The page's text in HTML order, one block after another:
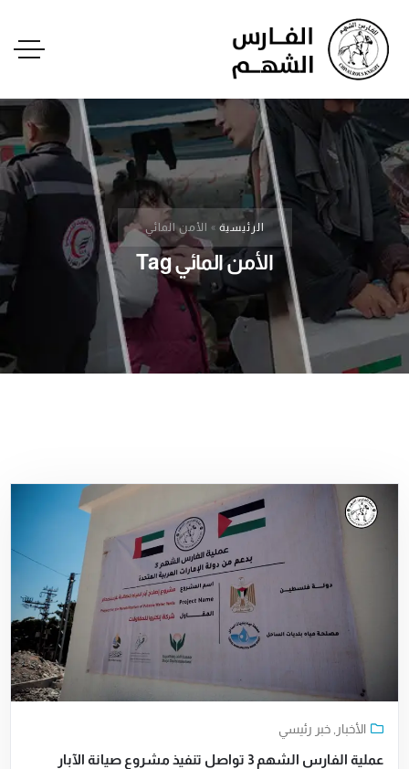
الرئيسية » الأمن المائي
الأمن المائي Tag
الأخبار ,خبر رئيسي
عملية الفارس الشهم 3 تواصل تنفيذ مشروع صيانة الآبار